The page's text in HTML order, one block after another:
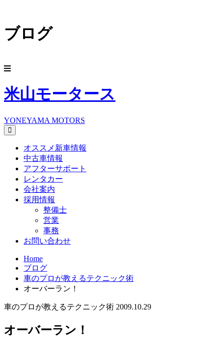
ブログ
米山モータース
YONEYAMA MOTORS
オススメ新車情報
中古車情報
アフターサポート
レンタカー
会社案内
採用情報
整備士
営業
事務
お問い合わせ
Home
ブログ
車のプロが教えるテクニック術
オーバーラン！
車のプロが教えるテクニック術 2009.10.29
オーバーラン！